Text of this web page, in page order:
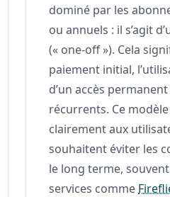
dominé par les
ou annuels : il s’agit
(« one-off »). Cela
paiement initial,
d’un accès
récurrents. Ce modèle
clairement aux
souhaitent éviter les
le long terme,
services comme